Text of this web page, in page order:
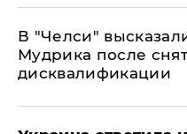
В "Челси"
Мудрика после
дисквалификации